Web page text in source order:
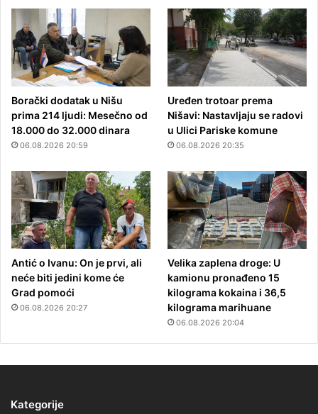
Borački dodatak u Nišu
prima 214 ljudi: Mesečno od
18.000 do 32.000 dinara
06.08.2026 20:59
Uređen trotoar prema
Nišavi: Nastavljaju se radovi
u Ulici Pariske komune
06.08.2026 20:35
Antić o Ivanu: On je prvi, ali
neće biti jedini kome će
Grad pomoći
06.08.2026 20:27
Velika zaplena droge: U
kamionu pronađeno 15
kilograma kokaina i 36,5
kilograma marihuane
06.08.2026 20:04
Kategorije